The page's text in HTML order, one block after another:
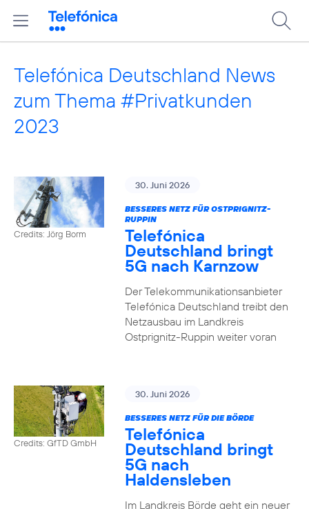
Telefónica Deutschland News
zum Thema #Privatkunden
2023
Credits: Jörg Borm
30. Juni 2026
BESSERES NETZ FÜR OSTPRIGNITZ-
RUPPIN
Telefónica
Deutschland bringt
5G nach Karnzow
Der Telekommunikationsanbieter
Telefónica Deutschland treibt den
Netzausbau im Landkreis
Ostprignitz-Ruppin weiter voran
Credits: GfTD GmbH
30. Juni 2026
BESSERES NETZ FÜR DIE BÖRDE
Telefónica
Deutschland bringt
5G nach
Haldensleben
Im Landkreis Börde geht ein neuer